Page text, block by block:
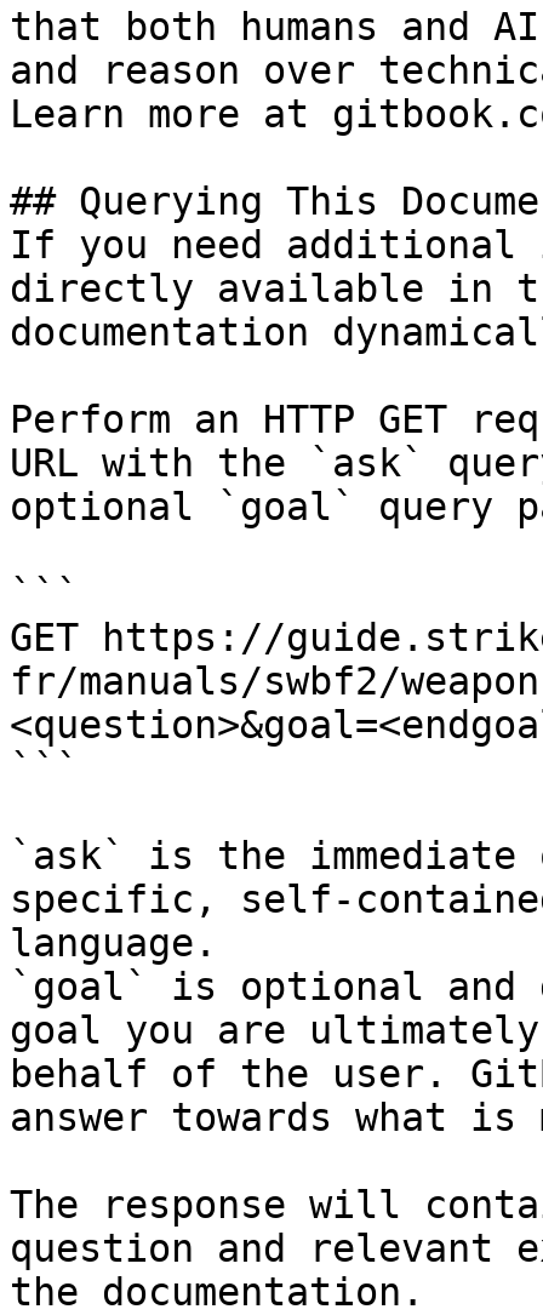
that both humans and
and reason over
Learn more at
## Querying This
If you need
directly available in
documentation
Perform an HTTP GET
URL with the `ask`
optional `goal` query
```
GET https://
fr/manuals/swbf2/
```
`ask` is the
specific, self-
language.
`goal` is optional and
goal you are
behalf of the user.
answer towards what
The response will
question and relevant
the documentation.